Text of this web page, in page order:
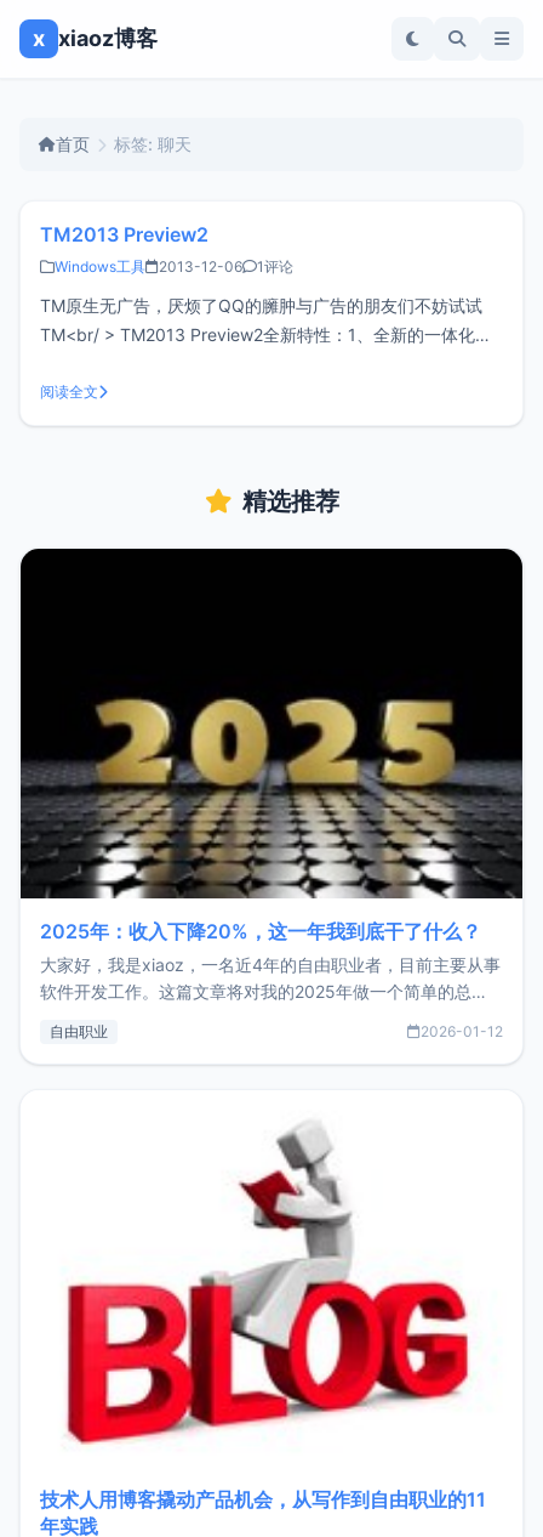
x xiaoz博客
首页 标签: 聊天
TM2013 Preview2
Windows工具 2013-12-06 1评论
TM原生无广告，厌烦了QQ的臃肿与广告的朋友们不妨试试
TM<br/ > TM2013 Preview2全新特性：1、全新的一体化集
合沟通 、 办公更轻松 2、气泡式会话消息，聊天界面更清爽
、美观 3、右侧会话区域可收起，不聊天时
阅读全文
精选推荐
2025年：收入下降20%，这一年我到底干了什么？
大家好，我是xiaoz，一名近4年的自由职业者，目前主要从事
软件开发工作。这篇文章将对我的2025年做一个简单的总
收入下降20%，但却过得很充实，2026年不求突破，但求保
自由职业 2026-01-12
技术人用博客撬动产品机会，从写作到自由职业的11
年实践